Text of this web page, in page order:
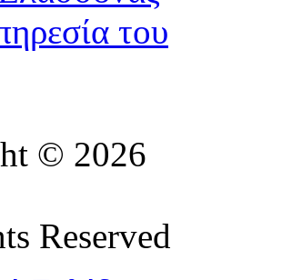
© 2026
Reserved